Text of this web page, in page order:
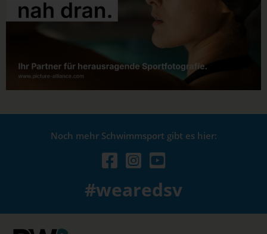
Noch mehr Schwimmsport gibt es hier:
#wearedsv